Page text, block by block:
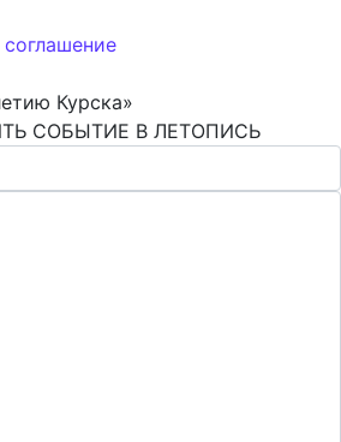
Курска»
СОБЫТИЕ В ЛЕТОПИСЬ